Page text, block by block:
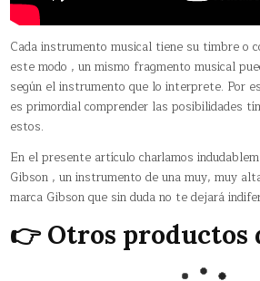
Cada instrumento musical tiene su timbre o
este modo , un mismo fragmento musical
según el instrumento que lo interprete. Por
es primordial comprender las posibilidades
estos.
En el presente artículo charlamos
Gibson , un instrumento de una muy, muy
marca Gibson que sin duda no te dejará
👉 Otros productos